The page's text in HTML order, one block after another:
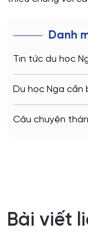
Danh
Tin tức du học
Du học Nga cần
Câu chuyện
Bài viết